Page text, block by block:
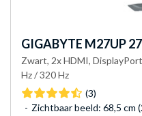
GIGABYTE M27UP
Zwart, 2x HDMI,
Hz / 320 Hz
(3)
Zichtbaar beeld: 68,5 cm